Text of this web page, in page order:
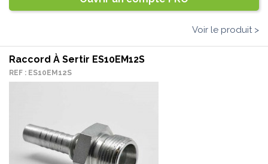
Voir le produit >
Raccord À Sertir ES10EM12S
REF : ES10EM12S